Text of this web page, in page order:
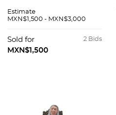
Elaborados en
policromada
Selladas Lenox
Estimate
MXN$1,500 - MXN$3,000
2 Bids
Sold for
MXN$1,500